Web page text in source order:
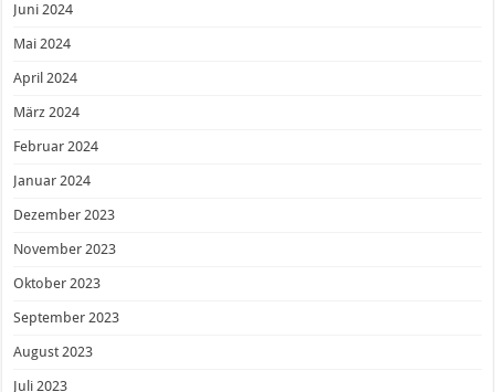
Juni 2024
Mai 2024
April 2024
März 2024
Februar 2024
Januar 2024
Dezember 2023
November 2023
Oktober 2023
September 2023
August 2023
Juli 2023